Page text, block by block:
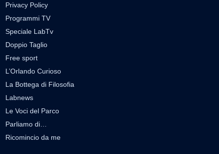
Privacy Policy
Programmi TV
Speciale LabTv
Doppio Taglio
Free sport
L’Orlando Curioso
La Bottega di Filosofia
Labnews
Le Voci del Parco
Parliamo di…
Ricomincio da me